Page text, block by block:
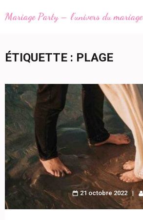
au
(Pressez
Entrée)
Mariage Party – l'univers du mariage
ÉTIQUETTE : PLAGE
21 octobre 2022